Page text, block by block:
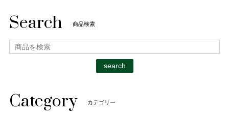
Search 商品検索
search
Category カテゴリー